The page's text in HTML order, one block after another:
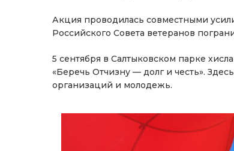
Акция проводилась совместными
Российского Совета ветеранов
5 сентября в Салтыковском парке
«Беречь Отчизну — долг и честь».
организаций и молодежь.